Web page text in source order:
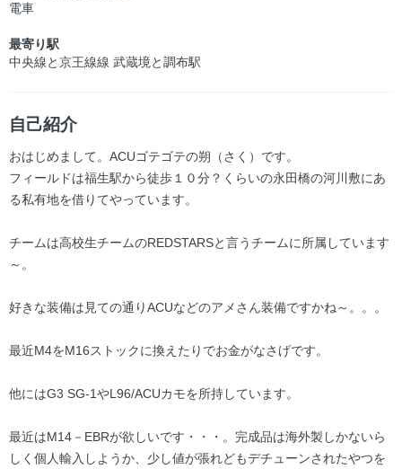
電車
最寄り駅
中央線と京王線線 武蔵境と調布駅
自己紹介
おはじめまして。ACUゴテゴテの朔（さく）です。
フィールドは福生駅から徒歩１０分？くらいの永田橋の河川敷にあ
る私有地を借りてやっています。
チームは高校生チームのREDSTARSと言うチームに所属しています
～。
好きな装備は見ての通りACUなどのアメさん装備ですかね～。。。
最近M4をM16ストックに換えたりでお金がなさげです。
他にはG3 SG-1やL96/ACUカモを所持しています。
最近はM14－EBRが欲しいです・・・。完成品は海外製しかないら
しく個人輸入しようか、少し値が張れどもデチューンされたやつを